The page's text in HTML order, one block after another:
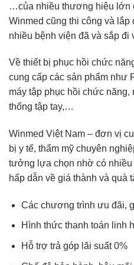
…của nhiều thương hiệu lớn
Winmed cũng thi công và lắp
nhiều bệnh viện đã và sắp đi
Về thiết bị phục hồi chức
cung cấp các sản phẩm như
máy tập phục hồi chức năng,
thống tập tay,…
Winmed Việt Nam – đơn vị
bị y tế, thẩm mỹ chuyên
tưởng lựa chọn nhờ có
hấp dẫn về giá thành và quà
Các chương trình ưu đãi,
Hình thức thanh toán linh
Hỗ trợ trả góp lãi suất 0%